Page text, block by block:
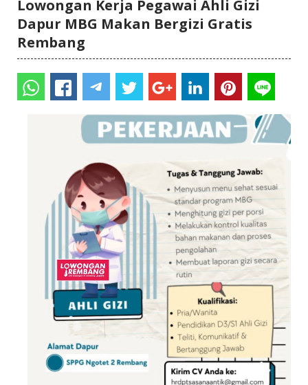
Lowongan Kerja Pegawai Ahli Gizi
Dapur MBG Makan Bergizi Gratis
Rembang